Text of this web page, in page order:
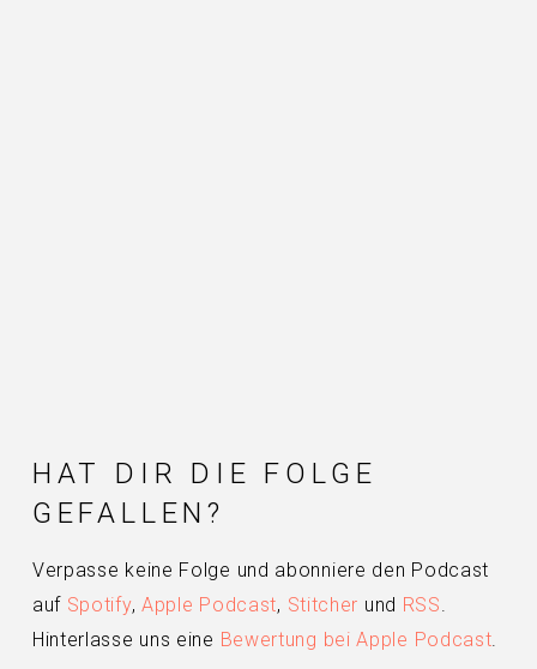
HAT DIR DIE FOLGE
GEFALLEN?
Verpasse keine Folge und abonniere den Podcast
auf Spotify, Apple Podcast, Stitcher und RSS.
Hinterlasse uns eine Bewertung bei Apple Podcast.